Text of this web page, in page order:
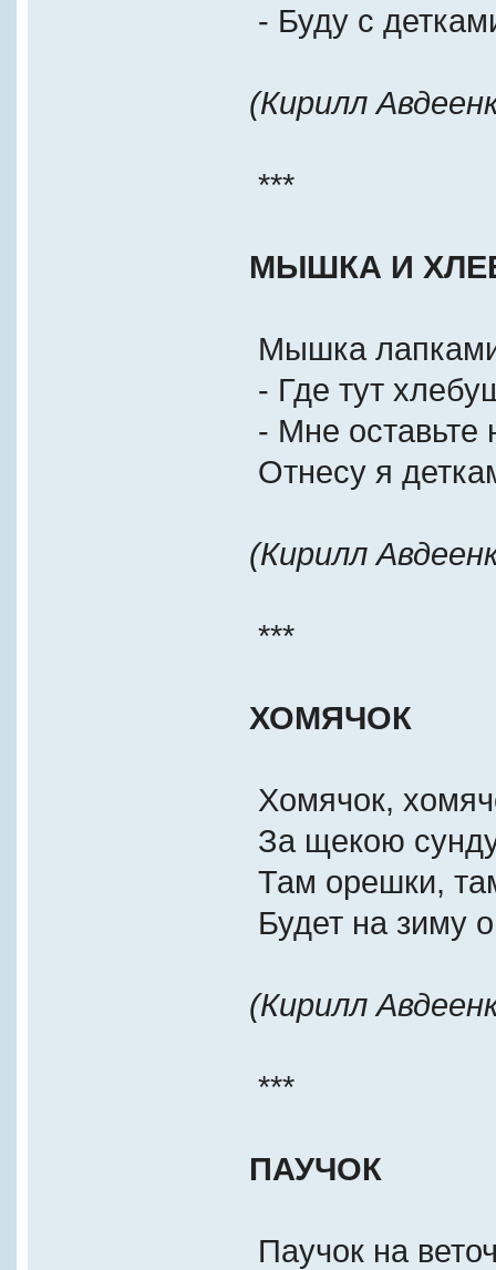
- Буду с
(Кирилл
***
МЫШКА И
Мышка
- Где тут
- Мне оставьте
Отнесу я
(Кирилл
***
ХОМЯЧОК
Хомячок,
За щекою
Там орешки,
Будет на зиму
(Кирилл
***
ПАУЧОК
Паучок на